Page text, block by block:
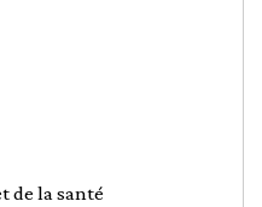
de la santé